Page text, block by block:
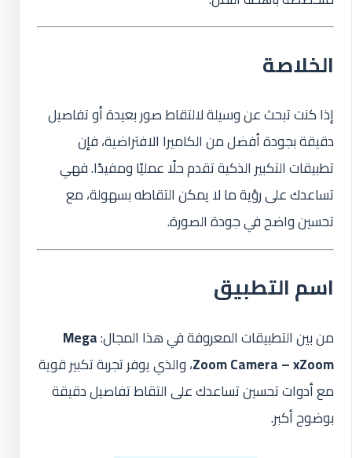
الخلاصة
إذا كنت تبحث عن وسيلة لالتقاط صور بعيدة أو تفاصيل
دقيقة بجودة أفضل من الكاميرا الافتراضية، فإن
تطبيقات التكبير الذكية تقدم حلًا عمليًا ومفيدًا. فهي
تساعدك على رؤية ما لا يمكن التقاطه بسهولة، مع
تحسين واضح في جودة الصورة.
اسم التطبيق
من بين التطبيقات المعروفة في هذا المجال:Mega
Zoom Camera – xZoom، والذي يوفر تجربة تكبير قوية
مع أدوات تحسين تساعدك على التقاط تفاصيل دقيقة
بوضوح أكبر.